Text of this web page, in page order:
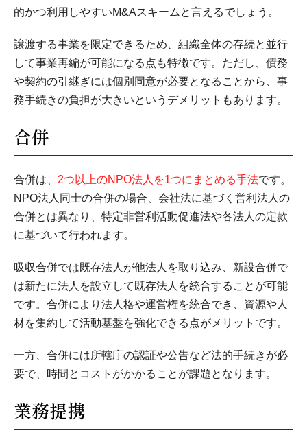
的かつ利用しやすいM&Aスキームと言えるでしょう。
譲渡する事業を限定できるため、組織全体の存続と並行
して事業再編が可能になる点も特徴です。ただし、債務
や契約の引継ぎには個別同意が必要となることから、事
務手続きの負担が大きいというデメリットもあります。
合併
合併は、 2つ以上のNPO法人を1つにまとめる手法です。
NPO法人同士の合併の場合、会社法に基づく営利法人の
合併とは異なり、特定非営利活動促進法や各法人の定款
に基づいて行われます。
吸収合併では既存法人が他法人を取り込み、新設合併で
は新たに法人を設立して既存法人を統合することが可能
です。合併により法人格や運営権を統合でき、資源や人
材を集約して活動基盤を強化できる点がメリットです。
一方、合併には所轄庁の認証や公告など法的手続きが必
要で、時間とコストがかかることが課題となります。
業務提携